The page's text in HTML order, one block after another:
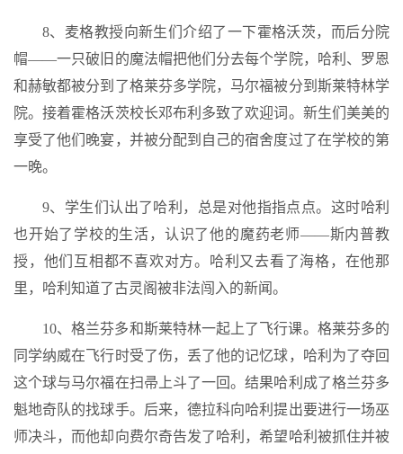
8、麦格教授向新生们介绍了一下霍格沃茨，而后分院
帽——一只破旧的魔法帽把他们分去每个学院，哈利、罗恩
和赫敏都被分到了格莱芬多学院，马尔福被分到斯莱特林学
院。接着霍格沃茨校长邓布利多致了欢迎词。新生们美美的
享受了他们晚宴，并被分配到自己的宿舍度过了在学校的第
一晚。
9、学生们认出了哈利，总是对他指指点点。这时哈利
也开始了学校的生活，认识了他的魔药老师——斯内普教
授，他们互相都不喜欢对方。哈利又去看了海格，在他那
里，哈利知道了古灵阁被非法闯入的新闻。
10、格兰芬多和斯莱特林一起上了飞行课。格莱芬多的
同学纳威在飞行时受了伤，丢了他的记忆球，哈利为了夺回
这个球与马尔福在扫帚上斗了一回。结果哈利成了格兰芬多
魁地奇队的找球手。后来，德拉科向哈利提出要进行一场巫
师决斗，而他却向费尔奇告发了哈利，希望哈利被抓住并被